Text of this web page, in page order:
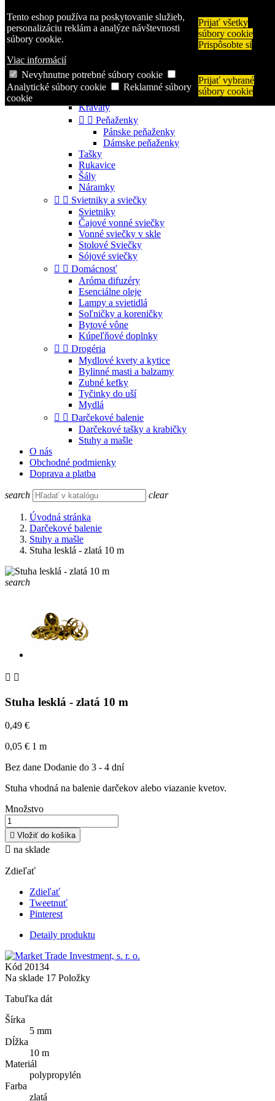
Tento eshop používa na poskytovanie služieb,
personalizáciu reklám a analýze návštevnosti
súbory cookie.
Viac informácií
Prijať všetky
súbory cookie
Prispôsobte si
Nevyhnutne potrebné súbory cookie
Analytické súbory cookie
Reklamné súbory
cookie
Prijať vybrané
súbory cookie
 Prihlásiť sa
shopping_cart Košík (0)
  Kategórie
Módne doplnky
Kravaty
  Peňaženky
Pánske peňaženky
Dámske peňaženky
Tašky
Rukavice
Šály
Náramky
  Svietniky a sviečky
Svietniky
Čajové vonné sviečky
Vonné sviečky v skle
Stolové Sviečky
Sójové sviečky
  Domácnosť
Aróma difuzéry
Esenciálne oleje
Lampy a svietidlá
Soľničky a koreničky
Bytové vône
Kúpeľňové doplnky
  Drogéria
Mydlové kvety a kytice
Bylinné masti a balzamy
Zubné kefky
Tyčinky do uší
Mydlá
  Darčekové balenie
Darčekové tašky a krabičky
Stuhy a mašle
O nás
Obchodné podmienky
Doprava a platba
search clear
Úvodná stránka
Darčekové balenie
Stuhy a mašle
Stuha lesklá - zlatá 10 m
search
 
Stuha lesklá - zlatá 10 m
0,49 €
0,05 € 1 m
Bez dane Dodanie do 3 - 4 dní
Stuha vhodná na balenie darčekov alebo viazanie kvetov.
Množstvo
 Vložiť do košíka
 na sklade
Zdieľať
Zdieľať
Tweetnuť
Pinterest
Detaily produktu
Kód 20134
Na sklade 17 Položky
Tabuľka dát
Šírka
5 mm
Dĺžka
10 m
Materiál
polypropylén
Farba
zlatá